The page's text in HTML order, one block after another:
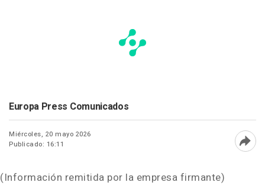
Europa Press Comunicados
Miércoles, 20 mayo 2026
Publicado: 16:11
(Información remitida por la empresa firmante)